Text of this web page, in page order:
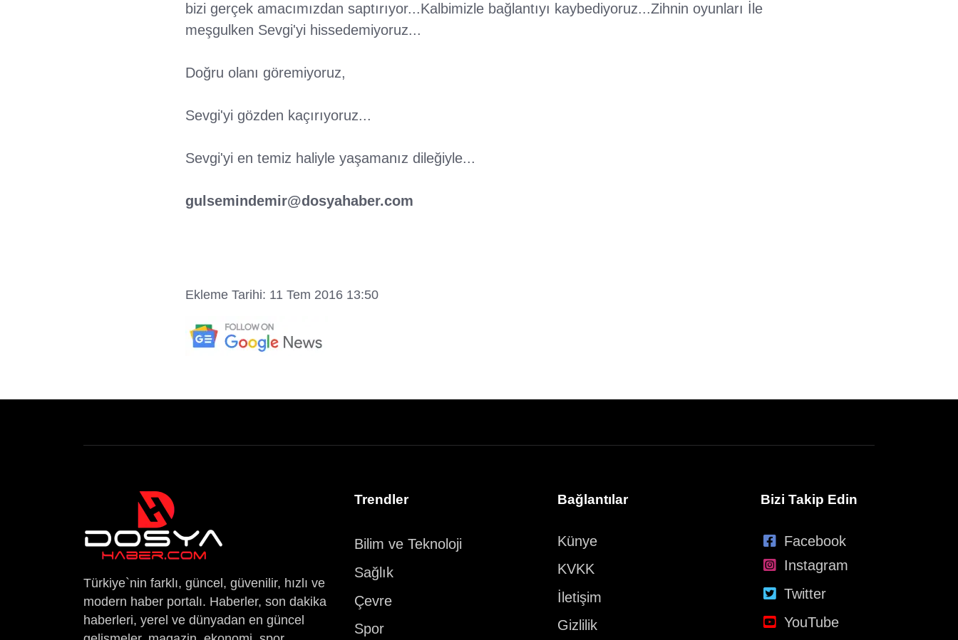
bizi gerçek amacımızdan saptırıyor...Kalbimizle bağlantıyı kaybediyoruz...Zihnin oyunları İle
meşgulken Sevgi'yi hissedemiyoruz...
Doğru olanı göremiyoruz,
Sevgi'yi gözden kaçırıyoruz...
Sevgi'yi en temiz haliyle yaşamanız dileğiyle...
gulsemindemir@dosyahaber.com
Ekleme Tarihi: 11 Tem 2016 13:50
Türkiye`nin farklı, güncel, güvenilir, hızlı ve
modern haber portalı. Haberler, son dakika
haberleri, yerel ve dünyadan en güncel
Trendler
Bilim ve Teknoloji
Sağlık
Çevre
Spor
Bağlantılar
Künye
KVKK
İletişim
Gizlilik
Bizi Takip Edin
Facebook
Instagram
Twitter
YouTube